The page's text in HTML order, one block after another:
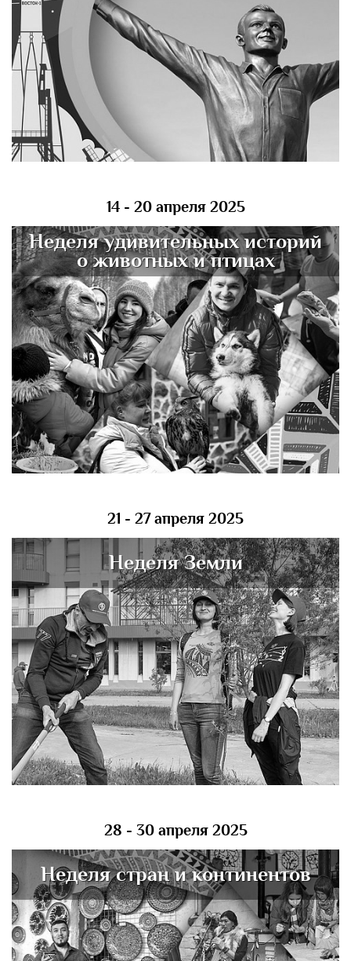
14 - 20 апреля 2025
Неделя удивительных историй
о животных и птицах
21 - 27 апреля 2025
Неделя Земли
28 - 30 апреля 2025
Неделя стран и континентов